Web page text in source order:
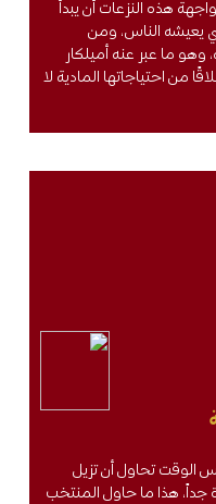
هذه النزعات أن يبدأ
يعيشه الناس، ومن
ما عبر عنه أميلكار
من احتياجاتها المادية لا
تحاول أن تزيل
هذا ما حاول المنتخب